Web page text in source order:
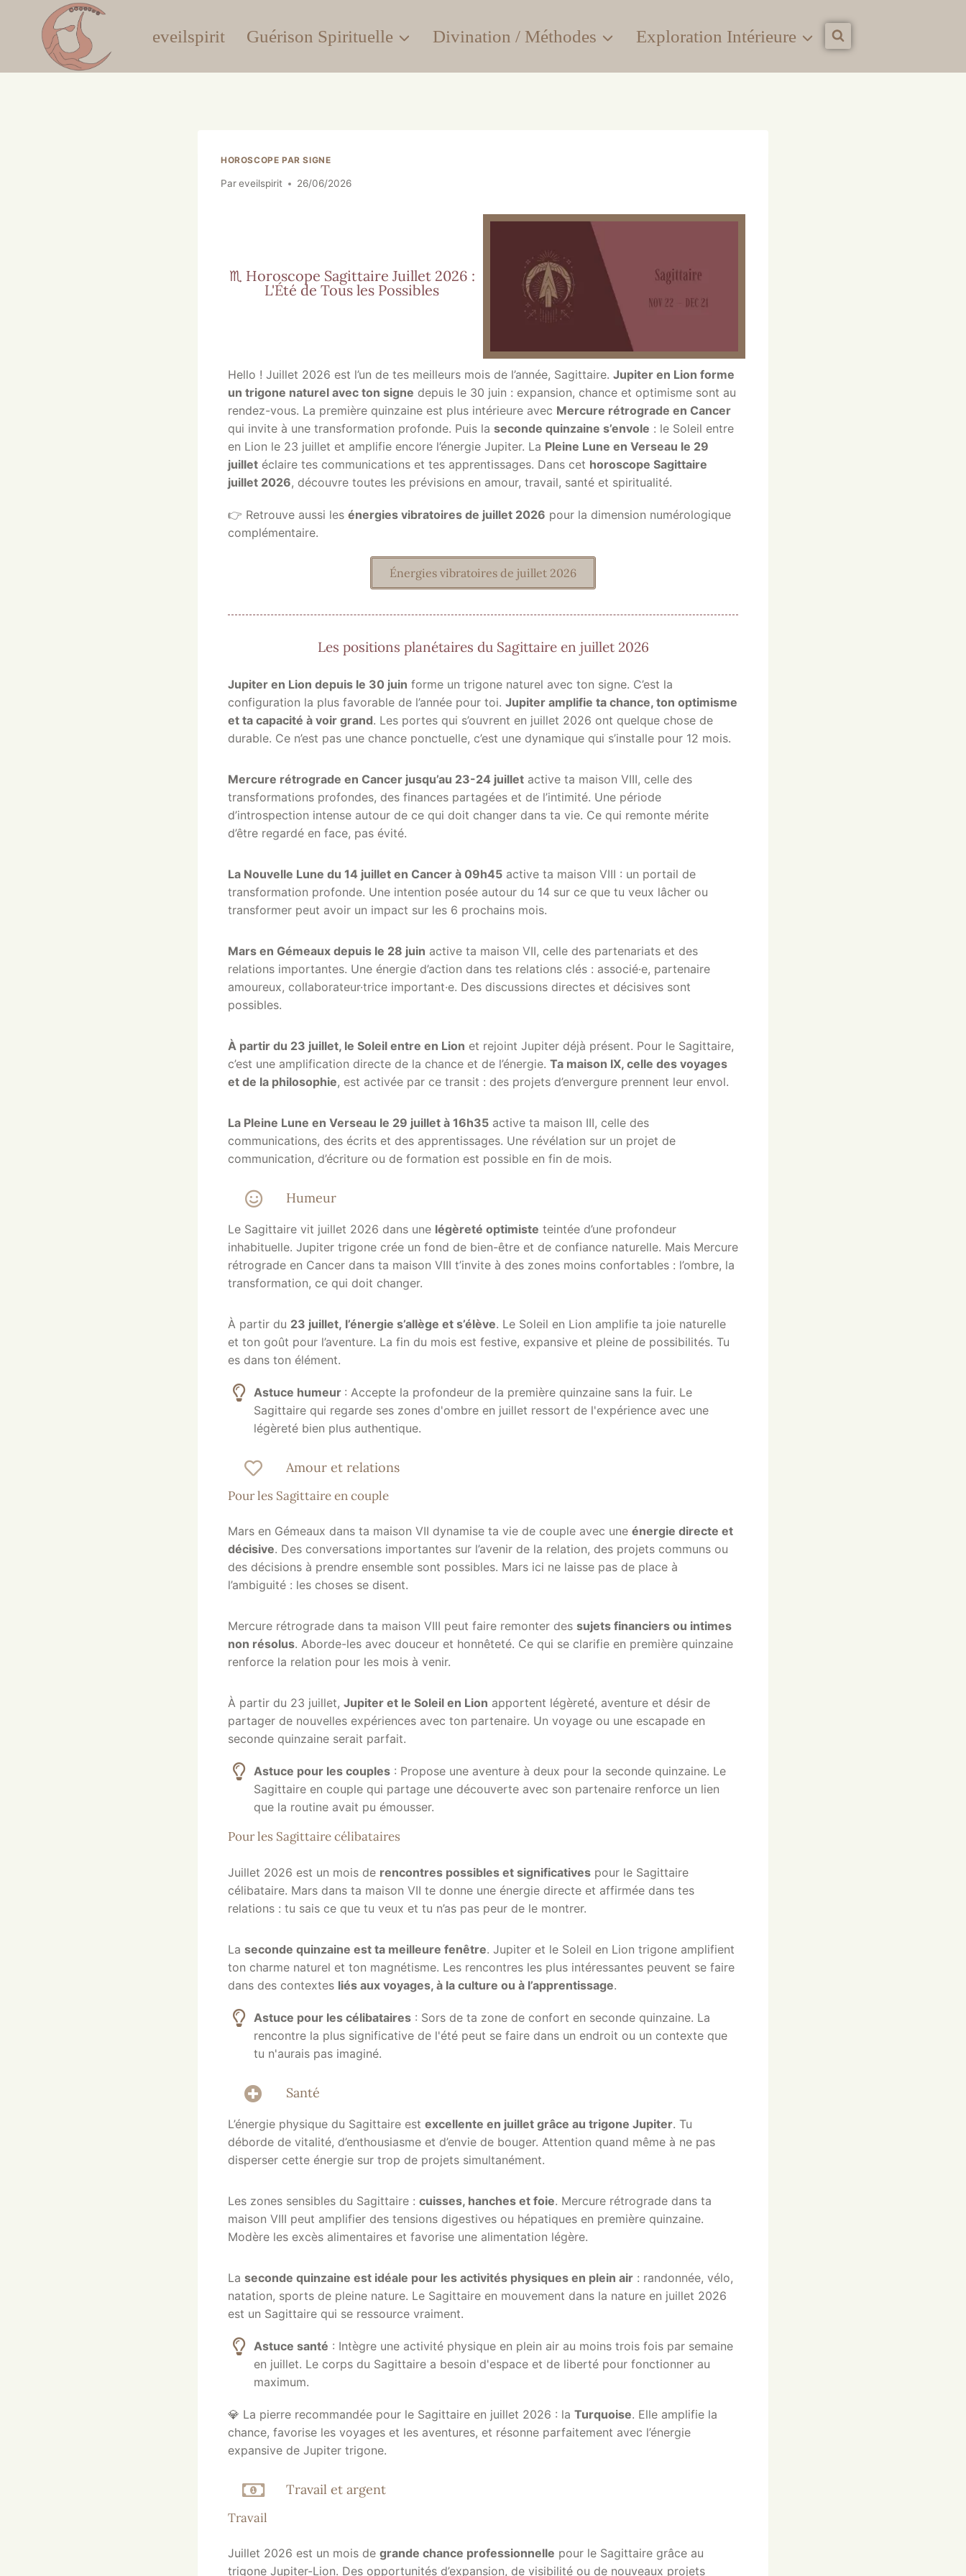
eveilspirit Guérison Spirituelle Divination / Méthodes Exploration Intérieure
HOROSCOPE PAR SIGNE
Pareveilspirit 26/06/2026
♏ Horoscope Sagittaire Juillet 2026 :
L'Été de Tous les Possibles
Hello ! Juillet 2026 est l’un de tes meilleurs mois de l’année, Sagittaire. Jupiter en Lion forme
un trigone naturel avec ton signe depuis le 30 juin : expansion, chance et optimisme sont au
rendez-vous. La première quinzaine est plus intérieure avec Mercure rétrograde en Cancer
qui invite à une transformation profonde. Puis la seconde quinzaine s’envole : le Soleil entre
en Lion le 23 juillet et amplifie encore l’énergie Jupiter. La Pleine Lune en Verseau le 29
juillet éclaire tes communications et tes apprentissages. Dans cet horoscope Sagittaire
juillet 2026, découvre toutes les prévisions en amour, travail, santé et spiritualité.
👉 Retrouve aussi les énergies vibratoires de juillet 2026 pour la dimension numérologique
complémentaire.
Énergies vibratoires de juillet 2026
Les positions planétaires du Sagittaire en juillet 2026
Jupiter en Lion depuis le 30 juin forme un trigone naturel avec ton signe. C’est la
configuration la plus favorable de l’année pour toi. Jupiter amplifie ta chance, ton optimisme
et ta capacité à voir grand. Les portes qui s’ouvrent en juillet 2026 ont quelque chose de
durable. Ce n’est pas une chance ponctuelle, c’est une dynamique qui s’installe pour 12 mois.
Mercure rétrograde en Cancer jusqu’au 23-24 juillet active ta maison VIII, celle des
transformations profondes, des finances partagées et de l’intimité. Une période
d’introspection intense autour de ce qui doit changer dans ta vie. Ce qui remonte mérite
d’être regardé en face, pas évité.
La Nouvelle Lune du 14 juillet en Cancer à 09h45 active ta maison VIII : un portail de
transformation profonde. Une intention posée autour du 14 sur ce que tu veux lâcher ou
transformer peut avoir un impact sur les 6 prochains mois.
Mars en Gémeaux depuis le 28 juin active ta maison VII, celle des partenariats et des
relations importantes. Une énergie d’action dans tes relations clés : associé·e, partenaire
amoureux, collaborateur·trice important·e. Des discussions directes et décisives sont
possibles.
À partir du 23 juillet, le Soleil entre en Lion et rejoint Jupiter déjà présent. Pour le Sagittaire,
c’est une amplification directe de la chance et de l’énergie. Ta maison IX, celle des voyages
et de la philosophie, est activée par ce transit : des projets d’envergure prennent leur envol.
La Pleine Lune en Verseau le 29 juillet à 16h35 active ta maison III, celle des
communications, des écrits et des apprentissages. Une révélation sur un projet de
communication, d’écriture ou de formation est possible en fin de mois.
Humeur
Le Sagittaire vit juillet 2026 dans une légèreté optimiste teintée d’une profondeur
inhabituelle. Jupiter trigone crée un fond de bien-être et de confiance naturelle. Mais Mercure
rétrograde en Cancer dans ta maison VIII t’invite à des zones moins confortables : l’ombre, la
transformation, ce qui doit changer.
À partir du 23 juillet, l’énergie s’allège et s’élève. Le Soleil en Lion amplifie ta joie naturelle
et ton goût pour l’aventure. La fin du mois est festive, expansive et pleine de possibilités. Tu
es dans ton élément.
Astuce humeur : Accepte la profondeur de la première quinzaine sans la fuir. Le
Sagittaire qui regarde ses zones d'ombre en juillet ressort de l'expérience avec une
légèreté bien plus authentique.
Amour et relations
Pour les Sagittaire en couple
Mars en Gémeaux dans ta maison VII dynamise ta vie de couple avec une énergie directe et
décisive. Des conversations importantes sur l’avenir de la relation, des projets communs ou
des décisions à prendre ensemble sont possibles. Mars ici ne laisse pas de place à
l’ambiguité : les choses se disent.
Mercure rétrograde dans ta maison VIII peut faire remonter des sujets financiers ou intimes
non résolus. Aborde-les avec douceur et honnêteté. Ce qui se clarifie en première quinzaine
renforce la relation pour les mois à venir.
À partir du 23 juillet, Jupiter et le Soleil en Lion apportent légèreté, aventure et désir de
partager de nouvelles expériences avec ton partenaire. Un voyage ou une escapade en
seconde quinzaine serait parfait.
Astuce pour les couples : Propose une aventure à deux pour la seconde quinzaine. Le
Sagittaire en couple qui partage une découverte avec son partenaire renforce un lien
que la routine avait pu émousser.
Pour les Sagittaire célibataires
Juillet 2026 est un mois de rencontres possibles et significatives pour le Sagittaire
célibataire. Mars dans ta maison VII te donne une énergie directe et affirmée dans tes
relations : tu sais ce que tu veux et tu n’as pas peur de le montrer.
La seconde quinzaine est ta meilleure fenêtre. Jupiter et le Soleil en Lion trigone amplifient
ton charme naturel et ton magnétisme. Les rencontres les plus intéressantes peuvent se faire
dans des contextes liés aux voyages, à la culture ou à l’apprentissage.
Astuce pour les célibataires : Sors de ta zone de confort en seconde quinzaine. La
rencontre la plus significative de l'été peut se faire dans un endroit ou un contexte que
tu n'aurais pas imaginé.
Santé
L’énergie physique du Sagittaire est excellente en juillet grâce au trigone Jupiter. Tu
déborde de vitalité, d’enthousiasme et d’envie de bouger. Attention quand même à ne pas
disperser cette énergie sur trop de projets simultanément.
Les zones sensibles du Sagittaire : cuisses, hanches et foie. Mercure rétrograde dans ta
maison VIII peut amplifier des tensions digestives ou hépatiques en première quinzaine.
Modère les excès alimentaires et favorise une alimentation légère.
La seconde quinzaine est idéale pour les activités physiques en plein air : randonnée, vélo,
natation, sports de pleine nature. Le Sagittaire en mouvement dans la nature en juillet 2026
est un Sagittaire qui se ressource vraiment.
Astuce santé : Intègre une activité physique en plein air au moins trois fois par semaine
en juillet. Le corps du Sagittaire a besoin d'espace et de liberté pour fonctionner au
maximum.
💎 La pierre recommandée pour le Sagittaire en juillet 2026 : la Turquoise. Elle amplifie la
chance, favorise les voyages et les aventures, et résonne parfaitement avec l’énergie
expansive de Jupiter trigone.
Travail et argent
Travail
Juillet 2026 est un mois de grande chance professionnelle pour le Sagittaire grâce au
trigone Jupiter-Lion. Des opportunités d’expansion, de visibilité ou de nouveaux projets